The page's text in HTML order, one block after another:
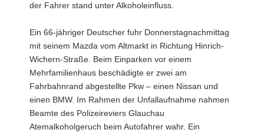
der Fahrer stand unter Alkoholeinfluss.
Ein 66-jähriger Deutscher fuhr Donnerstagnachmittag
mit seinem Mazda vom Altmarkt in Richtung Hinrich-
Wichern-Straße. Beim Einparken vor einem
Mehrfamilienhaus beschädigte er zwei am
Fahrbahnrand abgestellte Pkw – einen Nissan und
einen BMW. Im Rahmen der Unfallaufnahme nahmen
Beamte des Polizeireviers Glauchau
Atemalkoholgeruch beim Autofahrer wahr. Ein